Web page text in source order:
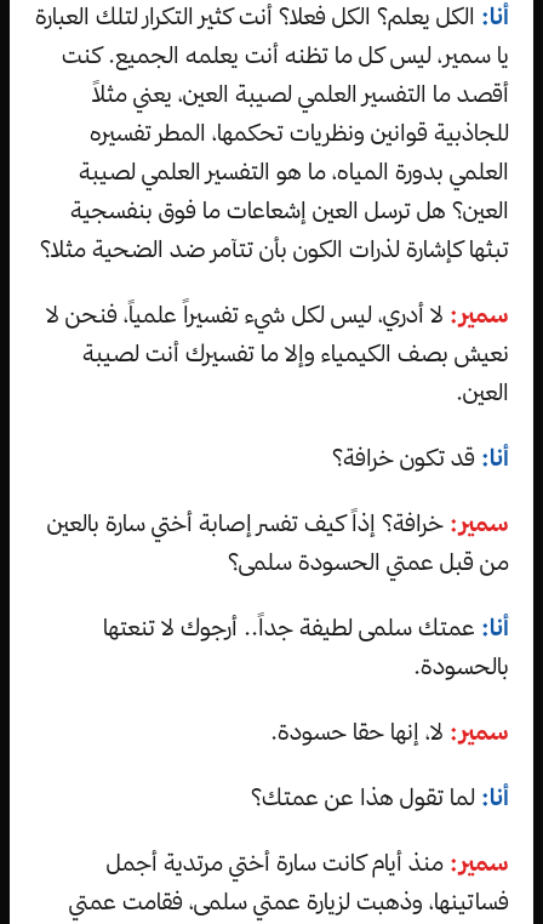
أنا: الكل يعلم؟ الكل فعلا؟ أنت كثير التكرار لتلك العبارة
يا سمير، ليس كل ما تظنه أنت يعلمه الجميع. كنت
أقصد ما التفسير العلمي لصيبة العين، يعني مثلاً
للجاذبية قوانين ونظريات تحكمها، المطر تفسيره
العلمي بدورة المياه، ما هو التفسير العلمي لصيبة
العين؟ هل ترسل العين إشعاعات ما فوق بنفسجية
تبثها كإشارة لذرات الكون بأن تتآمر ضد الضحية مثلا؟
سمير: لا أدري، ليس لكل شيء تفسيراً علمياً، فنحن لا
نعيش بصف الكيمياء وإلا ما تفسيرك أنت لصيبة
العين.
أنا: قد تكون خرافة؟
سمير: خرافة؟ إذاً كيف تفسر إصابة أختي سارة بالعين
من قبل عمتي الحسودة سلمى؟
أنا: عمتك سلمى لطيفة جداً.. أرجوك لا تنعتها
بالحسودة.
سمير: لا، إنها حقا حسودة.
أنا: لما تقول هذا عن عمتك؟
سمير: منذ أيام كانت سارة أختي مرتدية أجمل
فساتينها، وذهبت لزيارة عمتي سلمى، فقامت عمتي